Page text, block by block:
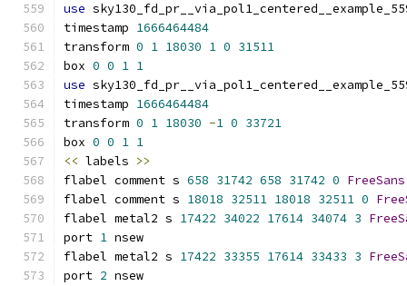
use
timestamp 1666464484
transform 0 1 18030 1 0 31511
box 0 0 1 1
use
timestamp 1666464484
transform 0 1 18030 -1 0 33721
box 0 0 1 1
<< labels >>
flabel comment s 658 31742 658 31742 0 FreeSans
flabel comment s 18018 32511 18018 32511 0
flabel metal2 s 17422 34022 17614 34074 3
port 1 nsew
flabel metal2 s 17422 33355 17614 33433 3
port 2 nsew